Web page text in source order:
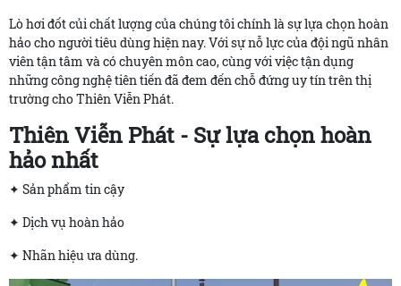
Lò hơi đốt củi chất lượng của chúng tôi chính là sự lựa chọn hoàn
hảo cho người tiêu dùng hiện nay. Với sự nỗ lực của đội ngũ nhân
viên tận tâm và có chuyên môn cao, cùng với việc tận dụng
những công nghệ tiên tiến đã đem đến chỗ đứng uy tín trên thị
trường cho Thiên Viễn Phát.
Thiên Viễn Phát - Sự lựa chọn hoàn
hảo nhất
✦ Sản phẩm tin cậy
✦ Dịch vụ hoàn hảo
✦ Nhãn hiệu ưa dùng.